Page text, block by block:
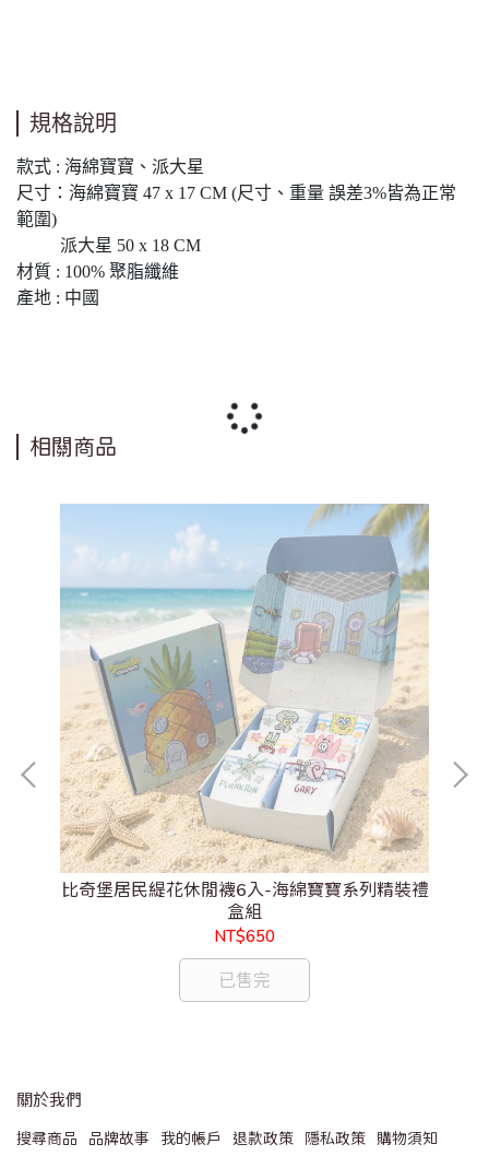
規格說明
款式 : 海綿寶寶、派大星
尺寸：海綿寶寶 47 x 17 CM (尺寸、重量 誤差3%皆為正常
範圍)
派大星 50 x 18 CM
材質 : 100% 聚脂纖維
產地 : 中國
相關商品
比奇堡居民緹花休閒襪6入-海綿寶寶系列精裝禮
盒組
NT$650
已售完
關於我們
搜尋商品 品牌故事 我的帳戶 退款政策 隱私政策 購物須知